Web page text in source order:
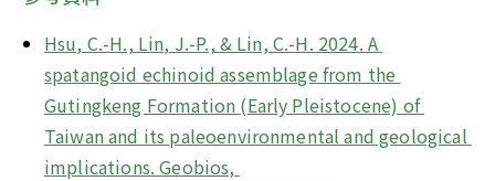
Hsu, C.-H., Lin, J.-P., & Lin, C.-H. 2024. A
spatangoid echinoid assemblage from the
Gutingkeng Formation (Early Pleistocene) of
Taiwan and its paleoenvironmental and geological
implications. Geobios,